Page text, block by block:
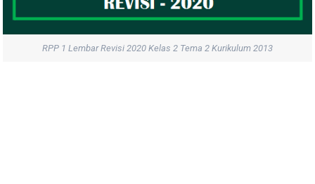
RPP 1 Lembar Revisi 2020 Kelas 2 Tema 2 Kurikulum 2013